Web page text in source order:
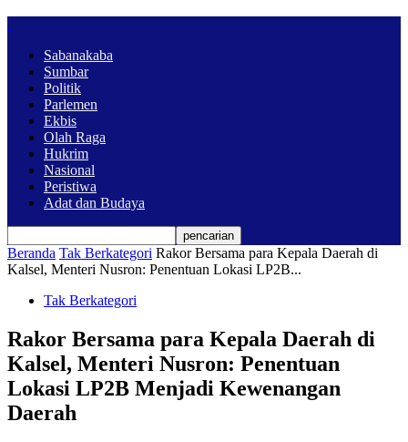
Sabanakaba
Sumbar
Politik
Parlemen
Ekbis
Olah Raga
Hukrim
Nasional
Peristiwa
Adat dan Budaya
Beranda Tak Berkategori Rakor Bersama para Kepala Daerah di
Kalsel, Menteri Nusron: Penentuan Lokasi LP2B...
Tak Berkategori
Rakor Bersama para Kepala Daerah di
Kalsel, Menteri Nusron: Penentuan
Lokasi LP2B Menjadi Kewenangan
Daerah